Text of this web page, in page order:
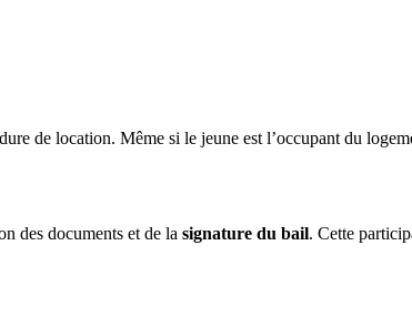
de location. Même si le jeune est l’occupant du
des documents et de la signature du bail. Cette